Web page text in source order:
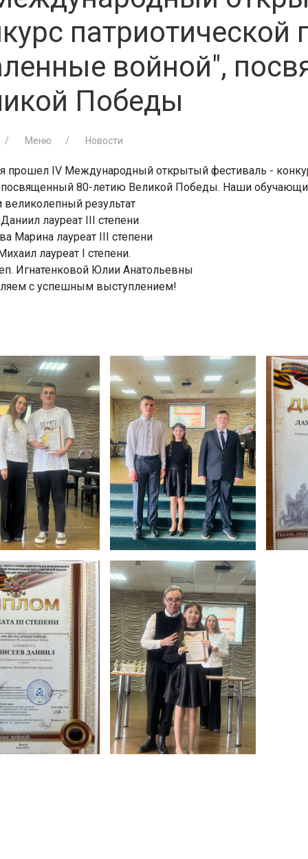
патриотической
войной",
Победы
Меню Новости
прошел IV Международный открытый фестиваль -
80-летию Великой Победы. Наши
великолепный результат
лауреат III степени
Марина лауреат III степени
лауреат I степени.
Игнатенковой Юлии Анатольевны
с успешным выступлением!